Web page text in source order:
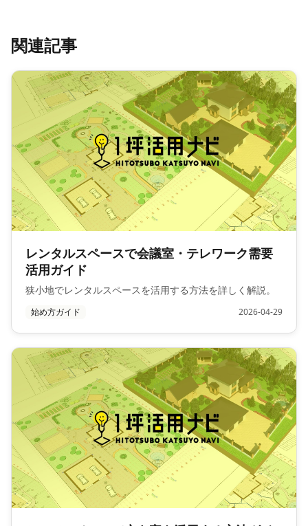
関連記事
レンタルスペースで会議室・テレワーク需要
活用ガイド
狭小地でレンタルスペースを活用する方法を詳しく解説。
始め方ガイド 2026-04-29